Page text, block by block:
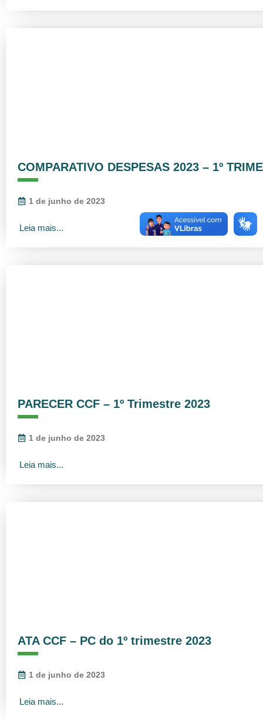
COMPARATIVO DESPESAS 2023 – 1º
1 de junho de 2023
Leia mais...
PARECER CCF – 1º Trimestre 2023
1 de junho de 2023
Leia mais...
ATA CCF – PC do 1º trimestre 2023
1 de junho de 2023
Leia mais...